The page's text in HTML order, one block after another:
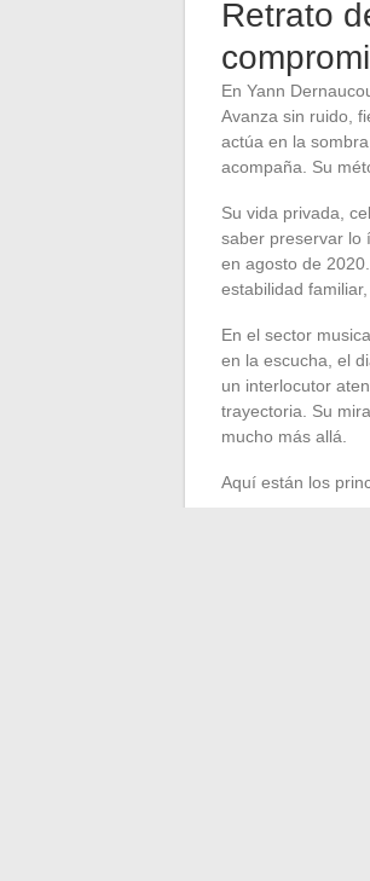
Retrato
En Yann
Avanza sin ruido,
actúa en la
acompaña. Su
Su vida privada,
saber preservar lo
en agosto de
estabilidad
En el sector
en la escucha, el
un interlocutor
trayectoria. Su
mucho más allá.
Aquí están los